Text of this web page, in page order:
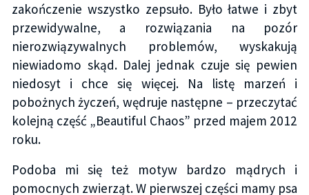
zakończenie wszystko zepsuło. Było łatwe i zbyt
przewidywalne, a rozwiązania na pozór
nierozwiązywalnych problemów, wyskakują
niewiadomo skąd. Dalej jednak czuje się pewien
niedosyt i chce się więcej. Na listę marzeń i
pobożnych życzeń, wędruje następne – przeczytać
kolejną część „Beautiful Chaos” przed majem 2012
roku.
Podoba mi się też motyw bardzo mądrych i
pomocnych zwierząt. W pierwszej części mamy psa